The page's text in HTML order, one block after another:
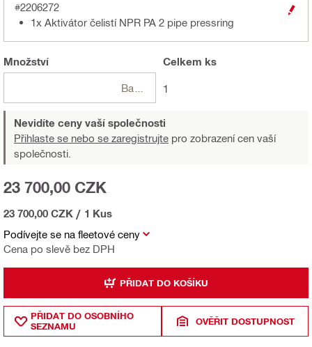
#2206272
1x Aktivátor čelistí NPR PA 2 pipe pressring
Množství Celkem ks
1
Nevidíte ceny vaší společnosti
Přihlaste se nebo se zaregistrujte pro zobrazení cen vaší
společnosti.
Podívejte se na fleetové ceny
Cena po slevě bez DPH
23 700,00 CZK
23 700,00 CZK / 1 Kus
PŘIDAT DO KOŠÍKU
PŘIDAT DO OSOBNÍHO
SEZNAMU
OVĚŘIT DOSTUPNOST